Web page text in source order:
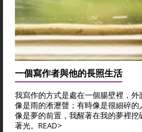
一個寫作者與他的長照生活
我寫作的方式是處在一個腸壁裡，
像是雨的淅瀝聲；有時像是很細碎
像是夢的前置，我醒著在我的夢裡
著光。 READ>